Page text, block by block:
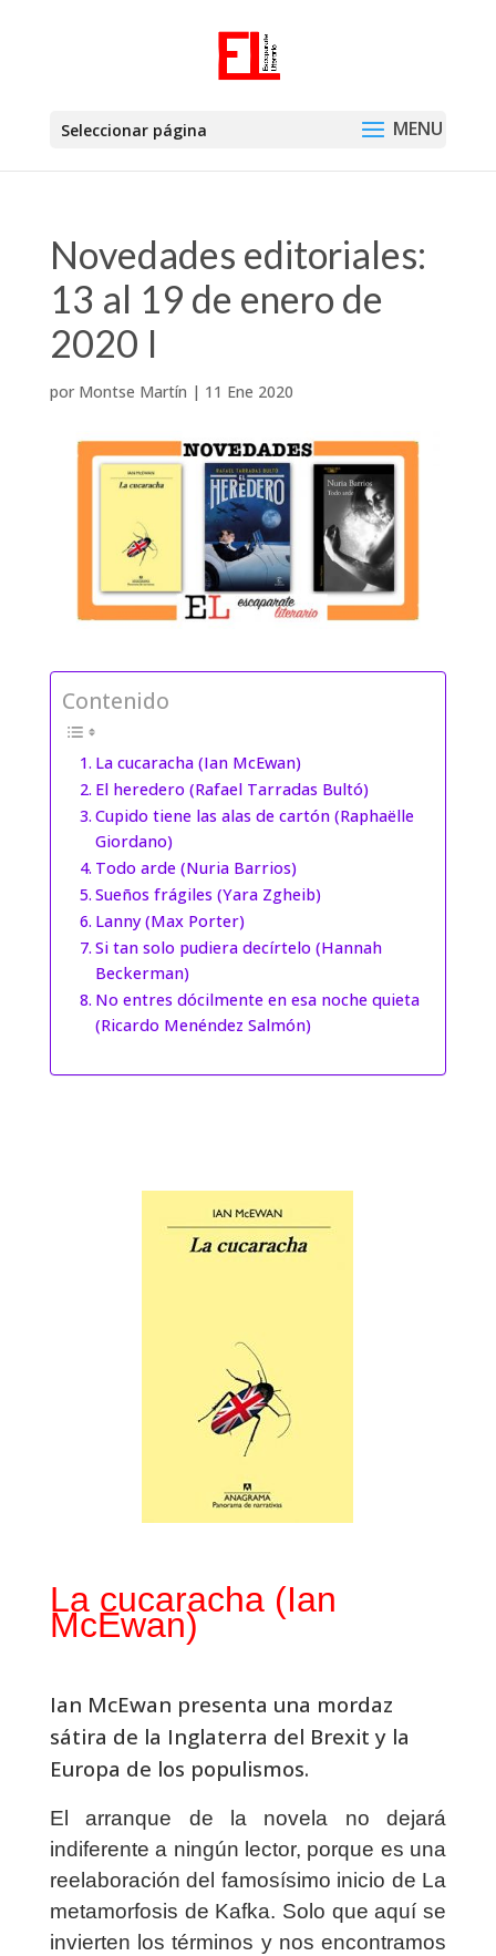
Seleccionar página
Novedades editoriales:
13 al 19 de enero de
2020 I
por Montse Martín | 11 Ene 2020
Contenido
La cucaracha (Ian McEwan)
El heredero (Rafael Tarradas Bultó)
Cupido tiene las alas de cartón (Raphaëlle
Giordano)
Todo arde (Nuria Barrios)
Sueños frágiles (Yara Zgheib)
Lanny (Max Porter)
Si tan solo pudiera decírtelo (Hannah
Beckerman)
No entres dócilmente en esa noche quieta
(Ricardo Menéndez Salmón)
La cucaracha (Ian
McEwan)
Ian McEwan presenta una mordaz
sátira de la Inglaterra del Brexit y la
Europa de los populismos.
El arranque de la novela no dejará
indiferente a ningún lector, porque es una
reelaboración del famosísimo inicio de La
metamorfosis de Kafka. Solo que aquí se
invierten los términos y nos encontramos